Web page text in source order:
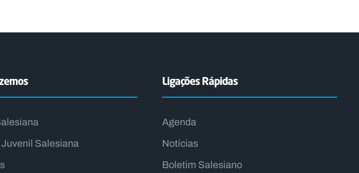
Salesiana
Ligações Rápidas
Agenda
Notícias
Boletim Salesiano